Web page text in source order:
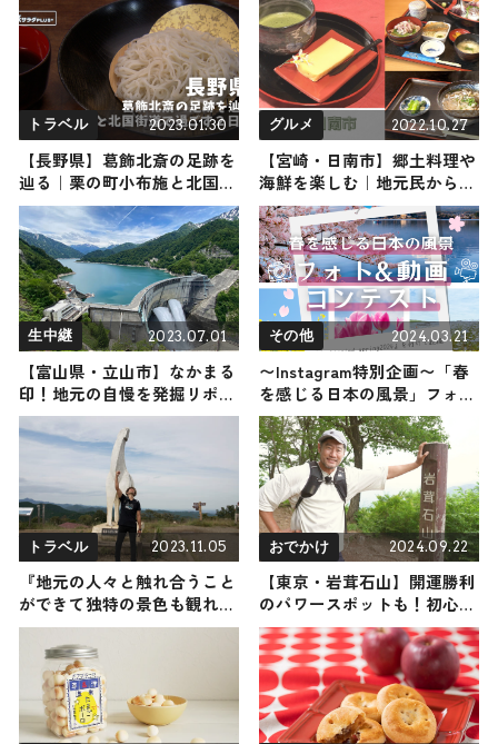
トラベル 2023.01.30
【長野県】葛飾北斎の足跡を
辿る｜栗の町小布施と北国街
道で過ごす２日間
グルメ 2022.10.27
【宮崎・日南市】郷土料理や
海鮮を楽しむ｜地元民から人
気のグルメ3選
生中継 2023.07.01
【富山県・立山市】なかまる
印！地元の自慢を発掘リポー
ト
その他 2024.03.21
〜Instagram特別企画〜「春
を感じる日本の風景」フォト
&動画コンテスト開催中
トラベル 2023.11.05
『地元の人々と触れ合うこと
ができて独特の景色も観れる
勇壮な山in 神奈川県』 （登
山で頂きメシ！コラボ企画）
おでかけ 2024.09.22
【東京・岩茸石山】開運勝利
のパワースポットも！初心者
でも安心の人気低山に平山祐
介が挑戦（登山で頂きメシ！
コラボ企画）